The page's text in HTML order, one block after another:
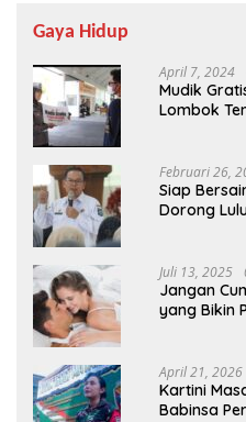
Gaya Hidup
April 7, 2024
Mudik
Lombok
Februari 26,
Siap
Dorong
Juli 13, 2025
Jangan
yang Bikin
April 21, 2026
Kartini
Babinsa